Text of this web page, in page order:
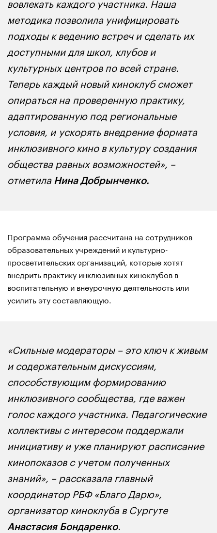
методика позволила унифицировать
подходы к ведению встреч и сделать их
доступными для школ, клубов и
культурных центров по всей стране.
Теперь каждый новый киноклуб сможет
опираться на проверенную практику,
адаптированную под региональные
условия, и ускорять внедрение формата
инклюзивного кино в культуру создания
общества равных возможностей», –
отметила Нина Добрынченко.
Программа обучения рассчитана на сотрудников
образовательных учреждений и культурно-
просветительских организаций, которые хотят
внедрить практику инклюзивных киноклубов в
воспитательную и внеурочную деятельность или
усилить эту составляющую.
«Сильные модераторы – это ключ к живым
и содержательным дискуссиям,
способствующим формированию
инклюзивного сообщества, где важен
голос каждого участника. Педагогические
коллективы с интересом поддержали
инициативу и уже планируют расписание
кинопоказов с учетом полученных
знаний», – рассказала главный
координатор РБФ «Благо Дарю»,
организатор киноклуба в Сургуте
Анастасия Бондаренко.